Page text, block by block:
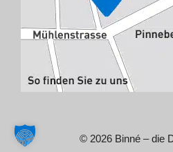
© 2026 Binné – die